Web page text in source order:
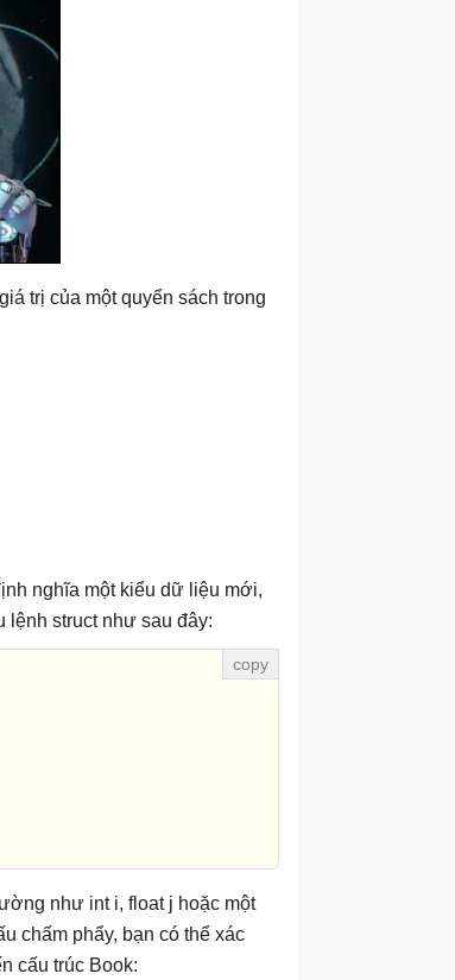
trị của một quyển sách trong
nghĩa một kiểu dữ liệu mới,
lệnh struct như sau đây:
như int i, float j hoặc một
chấm phẩy, bạn có thể xác
cấu trúc Book: